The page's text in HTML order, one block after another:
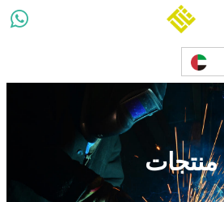

منتجات